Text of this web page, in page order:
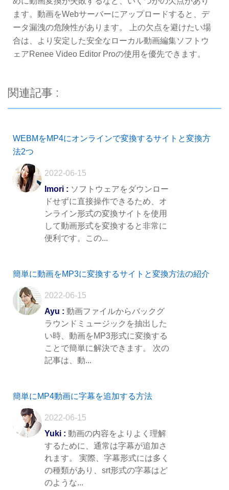
ます。動画をWebサーバーにアップロードすると、デ
ータ漏洩の危険性があります。 上の欠点を避けたい場
合は、より安定した安全なローカル動画編集ソフトウ
ェアRenee Video Editor Proの使用を優先できます。
関連記事 :
WEBMをMP4にオンラインで変換するサイトと変換方
法2つ
2022-06-15
Imori : ソフトウェアをダウンロー
ドせずに直接操作できるため、オ
ンライン形式の変換サイトを使用
して動画形式を変換すると非常に
便利です。この...
簡単に動画をMP3に変換するサイトと変換方法の紹介
2022-06-15
Ayu : 動画ファイルからバックグ
ラウンドミュージックを抽出した
い時、動画をMP3形式に変換する
ことで簡単に解決できます。 次の
記事は、動...
簡単にMP4動画に字幕を追加する方法
2022-06-15
Yuki : 動画の内容をよりよく理解
するために、通常は字幕が追加さ
れます。 実際、字幕形式には多く
の種類があり、srt形式の字幕はど
のような...